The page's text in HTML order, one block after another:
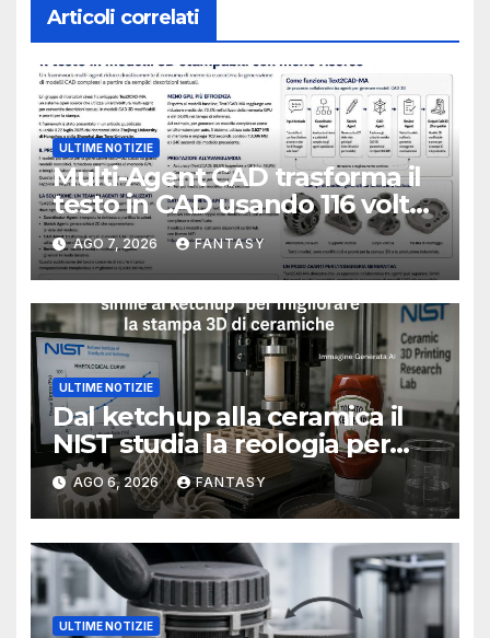
Articoli correlati
ULTIME NOTIZIE
Multi-Agent CAD trasforma il
testo in CAD usando 116 volte
meno token
AGO 7, 2026 FANTASY
ULTIME NOTIZIE
Dal ketchup alla ceramica il
NIST studia la reologia per
rendere più affidabile la
stampa 3D
AGO 6, 2026 FANTASY
ULTIME NOTIZIE